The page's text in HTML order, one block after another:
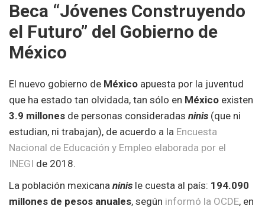
Beca “Jóvenes Construyendo
el Futuro” del Gobierno de
México
El nuevo gobierno de México apuesta por la juventud
que ha estado tan olvidada, tan sólo en México existen
3.9 millones de personas consideradas ninis (que ni
estudian, ni trabajan), de acuerdo a la Encuesta
Nacional de Educación y Empleo elaborada por el
INEGI de 2018.
La población mexicana ninis le cuesta al país: 194.090
millones de pesos anuales, según informó la OCDE, en